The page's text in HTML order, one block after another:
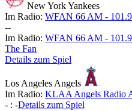
New York Yankees
Im Radio: WFAN 66 AM -
--
Im Radio: WFAN 66 AM -
The Fan
Details zum Spiel
Los Angeles Angels
Im Radio: KLAA Angels Radio
- : -Details zum Spiel